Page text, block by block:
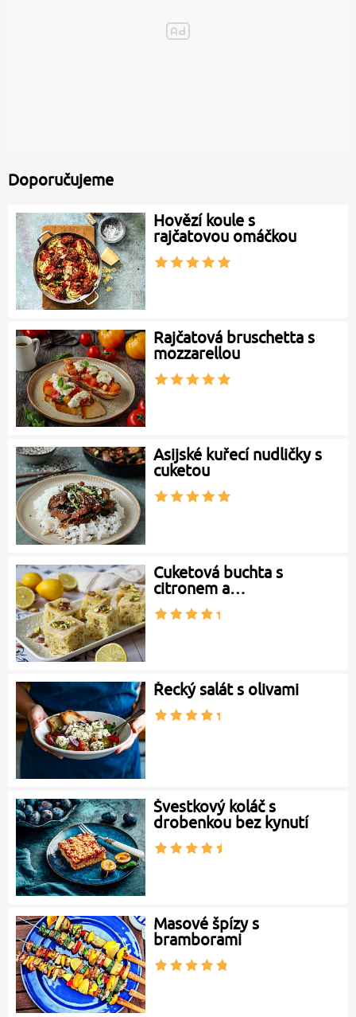
Doporučujeme
Hovězí koule s
rajčatovou omáčkou
Rajčatová bruschetta s
mozzarellou
Asijské kuřecí nudličky s
cuketou
Cuketová buchta s
citronem a…
Řecký salát s olivami
Švestkový koláč s
drobenkou bez kynutí
Masové špízy s
bramborami